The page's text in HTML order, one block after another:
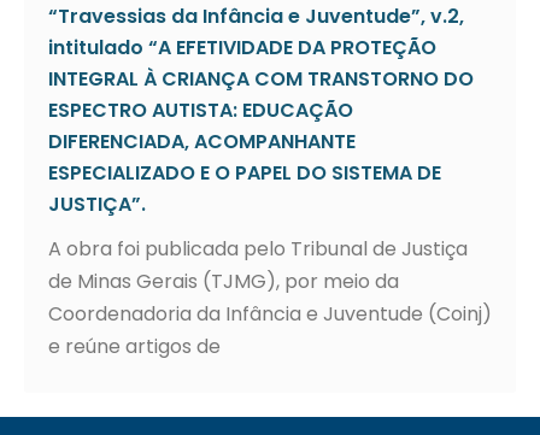
“Travessias da Infância e Juventude”, v.2,
intitulado “A EFETIVIDADE DA PROTEÇÃO
INTEGRAL À CRIANÇA COM TRANSTORNO DO
ESPECTRO AUTISTA: EDUCAÇÃO
DIFERENCIADA, ACOMPANHANTE
ESPECIALIZADO E O PAPEL DO SISTEMA DE
JUSTIÇA”.
A obra foi publicada pelo Tribunal de Justiça
de Minas Gerais (TJMG), por meio da
Coordenadoria da Infância e Juventude (Coinj)
e reúne artigos de